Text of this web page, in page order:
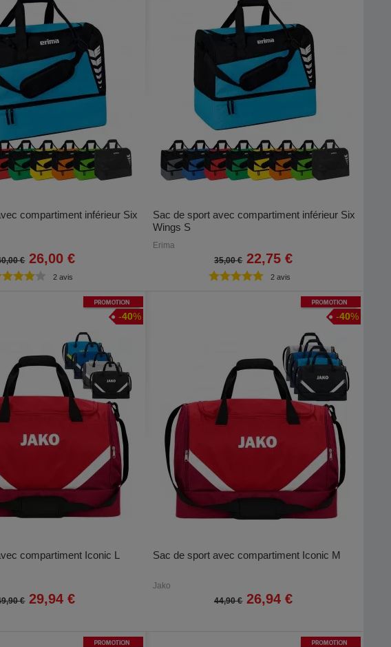
compartiment inférieur Six
€ 26,00 €
2 avis
Sac de sport avec compartiment inférieur Six
Wings S
Erima
35,00 € 22,75 €
2 avis
Promotion
-40%
compartiment Iconic L
€ 29,94 €
Promotion
-40%
Sac de sport avec compartiment Iconic M
Jako
44,90 € 26,94 €
Promotion Promotion